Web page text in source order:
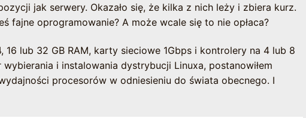
jak serwery. Okazało się, że kilka z nich leży i zbiera kurz.
fajne oprogramowanie? A może wcale się to nie opłaca?
lub 32 GB RAM, karty sieciowe 1Gbps i kontrolery na 4 lub 8
i instalowania dystrybucji Linuxa, postanowiłem
procesorów w odniesieniu do świata obecnego. I